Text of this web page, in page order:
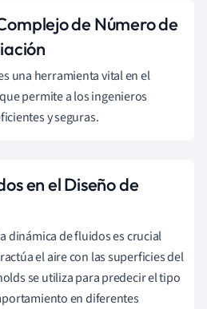
de Número de
una herramienta vital en el
permite a los ingenieros
y seguras.
en el Diseño de
dinámica de fluidos es crucial
el aire con las superficies del
se utiliza para predecir el tipo
en diferentes